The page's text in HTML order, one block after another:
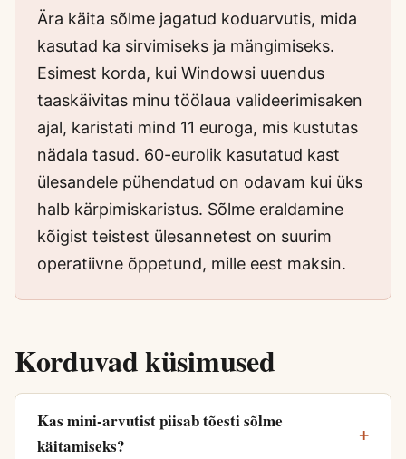
Ära käita sõlme jagatud koduarvutis, mida
kasutad ka sirvimiseks ja mängimiseks.
Esimest korda, kui Windowsi uuendus
taaskäivitas minu töölaua valideerimisaken
ajal, karistati mind 11 euroga, mis kustutas
nädala tasud. 60-eurolik kasutatud kast
ülesandele pühendatud on odavam kui üks
halb kärpimiskaristus. Sõlme eraldamine
kõigist teistest ülesannetest on suurim
operatiivne õppetund, mille eest maksin.
Korduvad küsimused
Kas mini-arvutist piisab tõesti sõlme
käitamiseks?